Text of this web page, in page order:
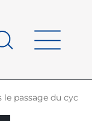
passage du